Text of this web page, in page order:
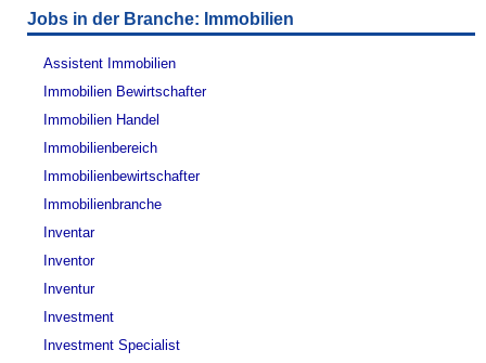
WERBUNG
publizieren
JOB-
Lehrstellen
Lehrstellen
inserieren
Jobs in der Branche: Immobilien
Assistent Immobilien
Immobilien Bewirtschafter
Immobilien Handel
Immobilienbereich
Immobilienbewirtschafter
Immobilienbranche
Inventar
Inventor
Inventur
Investment
Investment Specialist